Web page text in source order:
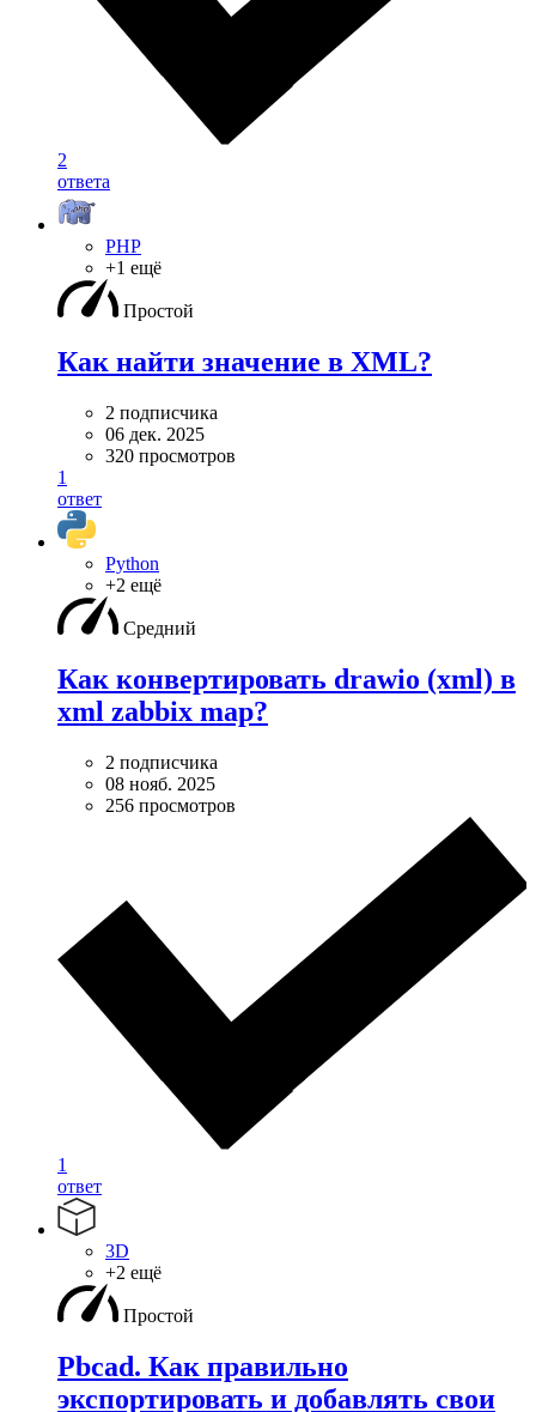
2
ответа
PHP
+1 ещё
Простой
Как найти значение в XML?
2 подписчика
06 дек. 2025
320 просмотров
1
ответ
Python
+2 ещё
Средний
Как конвертировать drawio (xml) в
xml zabbix map?
2 подписчика
08 нояб. 2025
256 просмотров
1
ответ
3D
+2 ещё
Простой
Pbcad. Как правильно
экспортировать и добавлять свои